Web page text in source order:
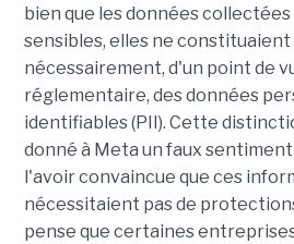
bien que les données
sensibles, elles ne constituaient
nécessairement, d'un point de
réglementaire, des données
identifiables (PII). Cette
donné à Meta un faux
l'avoir convaincue que ces
nécessitaient pas de
pense que certaines